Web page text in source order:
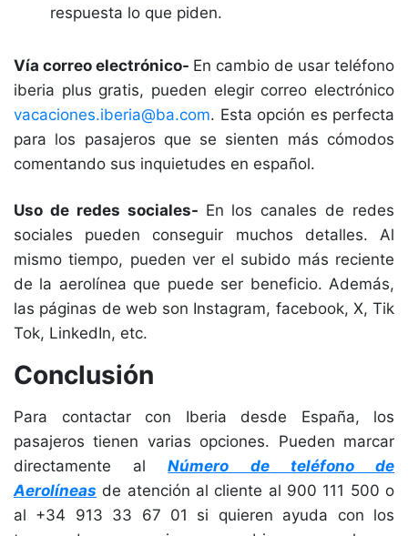
respuesta lo que piden.
Vía correo electrónico- En cambio de usar teléfono
iberia plus gratis, pueden elegir correo electrónico
vacaciones.iberia@ba.com. Esta opción es perfecta
para los pasajeros que se sienten más cómodos
comentando sus inquietudes en español.
Uso de redes sociales- En los canales de redes
sociales pueden conseguir muchos detalles. Al
mismo tiempo, pueden ver el subido más reciente
de la aerolínea que puede ser beneficio. Además,
las páginas de web son Instagram, facebook, X, Tik
Tok, LinkedIn, etc.
Conclusión
Para contactar con Iberia desde España, los
pasajeros tienen varias opciones. Pueden marcar
directamente alNúmero de teléfono de
Aerolíneas de atención al cliente al 900 111 500 o
al +34 913 33 67 01 si quieren ayuda con los